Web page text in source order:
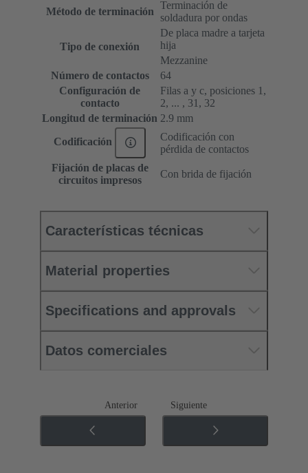
Método de terminación
Terminación de
soldadura por ondas
Tipo de conexión
De placa madre a tarjeta
hija
Mezzanine
Número de contactos
64
Configuración de
contacto
Filas a y c, posiciones 1,
2, ... , 31, 32
Longitud de terminación 2.9 mm
Codificación
Codificación con
pérdida de contactos
Fijación de placas de
circuitos impresos
Con brida de fijación
Características técnicas
Material properties
Specifications and approvals
Datos comerciales
Anterior Siguiente